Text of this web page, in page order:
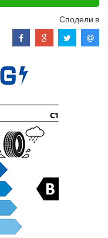
Сподели в
C1